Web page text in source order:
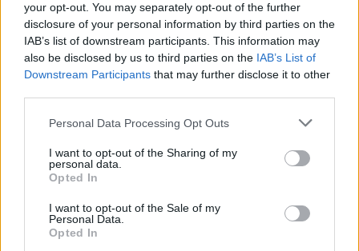
your opt-out. You may separately opt-out of the further
disclosure of your personal information by third parties on the
IAB’s list of downstream participants. This information may
also be disclosed by us to third parties on the IAB’s List of
Downstream Participants that may further disclose it to other
Personal Data Processing Opt Outs
I want to opt-out of the Sharing of my
personal data.
Opted In
I want to opt-out of the Sale of my
Personal Data.
Opted In
Kövesd az e-cars.hu-t a Facebookon is, további
tartalmakért!
CÍMKÉK e-mobilitás Elektromobilitás
Volkswagen Volkswagen ID.UNYX 07